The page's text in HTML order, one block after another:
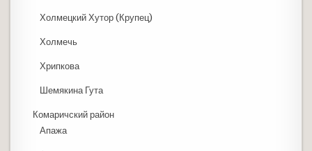
Холмецкий Хутор (Крупец)
Холмечь
Хрипкова
Шемякина Гута
Комаричский район
Апажа